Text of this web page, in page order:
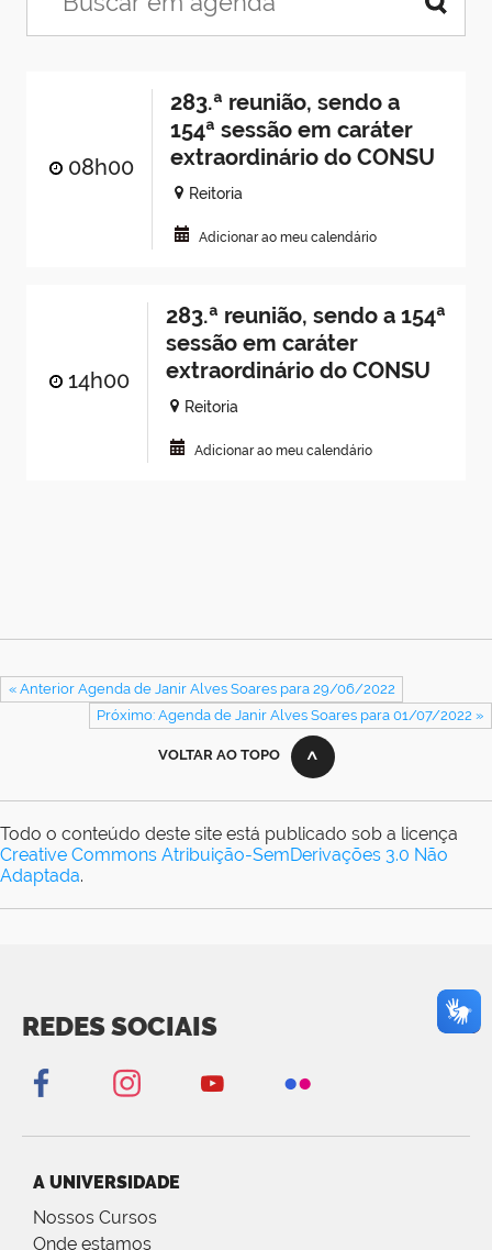
08h00
283.ª reunião, sendo a
154ª sessão em caráter
extraordinário do CONSU
Reitoria
Adicionar ao meu calendário
14h00
283.ª reunião, sendo a 154ª
sessão em caráter
extraordinário do CONSU
Reitoria
Adicionar ao meu calendário
« Anterior Agenda de Janir Alves Soares para 29/06/2022
Próximo: Agenda de Janir Alves Soares para 01/07/2022 »
VOLTAR AO TOPO
Todo o conteúdo deste site está publicado sob a licença
Creative Commons Atribuição-SemDerivações 3.0 Não
Adaptada.
REDES SOCIAIS
A UNIVERSIDADE
Nossos Cursos
Onde estamos